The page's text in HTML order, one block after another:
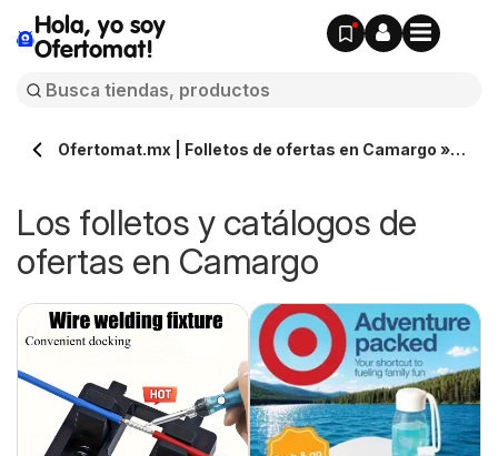
Hola, yo soy
Ofertomat!
Ofertomat.mx | Folletos de ofertas en Camargo »
Los folletos y catálogos de
ofertas en Camargo